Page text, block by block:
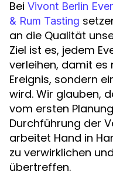
Bei Vivont Berlin
& Rum Tasting
an die Qualität
Ziel ist es, jedem
verleihen, damit es
Ereignis, sondern
wird. Wir glauben,
vom ersten
Durchführung der
arbeitet Hand in
zu verwirklichen
übertreffen.